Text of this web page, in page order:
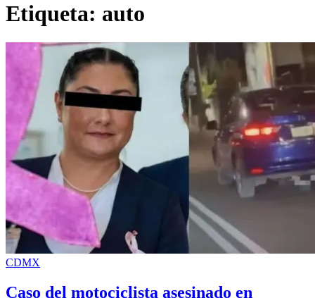
Etiqueta: auto
CDMX
Caso del motociclista asesinado en